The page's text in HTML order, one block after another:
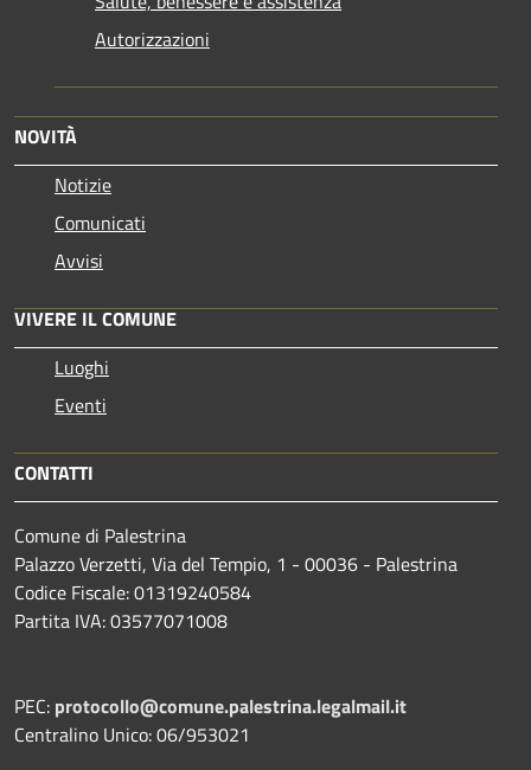
Autorizzazioni
NOVITÀ
Notizie
Comunicati
Avvisi
VIVERE IL COMUNE
Luoghi
Eventi
CONTATTI
Comune di Palestrina
Palazzo Verzetti, Via del Tempio, 1 - 00036 - Palestrina
Codice Fiscale: 01319240584
Partita IVA: 03577071008
PEC: protocollo@comune.palestrina.legalmail.it
Centralino Unico: 06/953021